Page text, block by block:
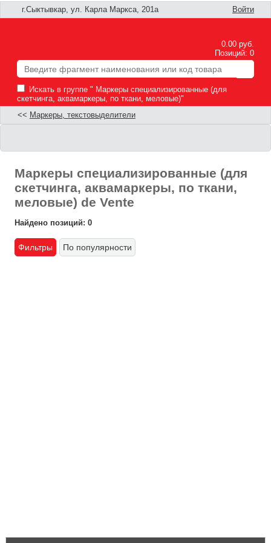
г.Сыктывкар, ул. Карла Маркса, 201а Войти
0.00 руб.
Позиций: 0
Искать в группе " Маркеры специализированные (для
скетчинга, аквамаркеры, по ткани, меловые)"
<< Маркеры, текстовыделители
Маркеры специализированные (для
скетчинга, аквамаркеры, по ткани,
меловые) de Vente
Найдено позиций: 0
Фильтры По популярности